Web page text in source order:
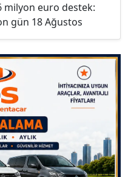
milyon euro destek:
gün 18 Ağustos